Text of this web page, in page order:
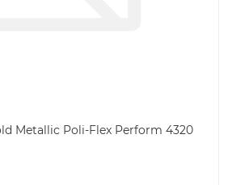
Metallic Poli-Flex Perform 4320